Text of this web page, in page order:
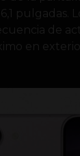
pulgadas.
de
en